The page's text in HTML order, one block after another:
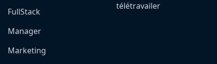
FullStack
Manager
Marketing
télétravailer